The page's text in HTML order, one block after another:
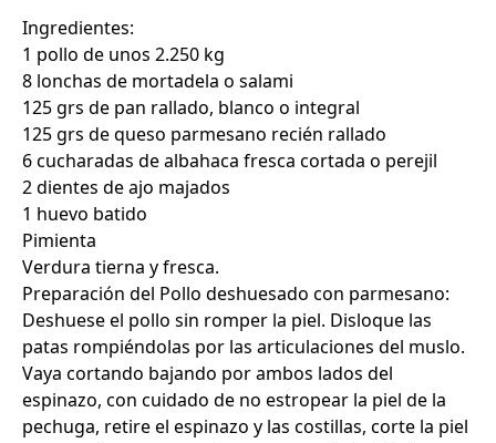
Ingredientes:
1 pollo de unos 2.250 kg
8 lonchas de mortadela o salami
125 grs de pan rallado, blanco o integral
125 grs de queso parmesano recién rallado
6 cucharadas de albahaca fresca cortada o perejil
2 dientes de ajo majados
1 huevo batido
Pimienta
Verdura tierna y fresca.
Preparación del Pollo deshuesado con parmesano:
Deshuese el pollo sin romper la piel. Disloque las
patas rompiéndolas por las articulaciones del muslo.
Vaya cortando bajando por ambos lados del
espinazo, con cuidado de no estropear la piel de la
pechuga, retire el espinazo y las costillas, corte la piel